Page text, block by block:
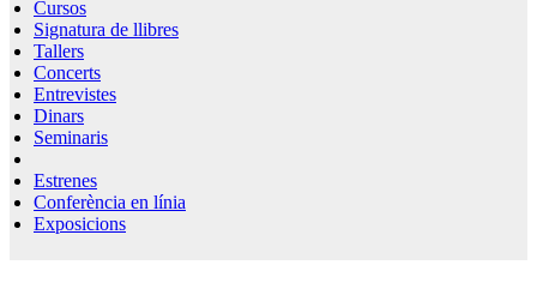
Cursos
Signatura de llibres
Tallers
Concerts
Entrevistes
Dinars
Seminaris
Estrenes
Conferència en línia
Exposicions